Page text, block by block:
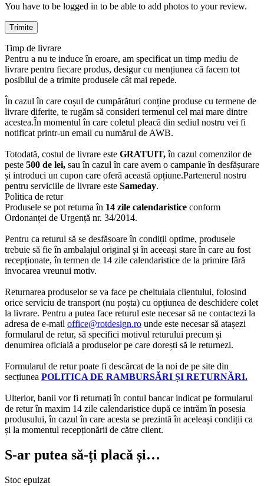
You have to be logged in to be able to add photos to your review.
Timp de livrare
Pentru a nu te induce în eroare, am specificat un timp mediu de
livrare pentru fiecare produs, desigur cu mențiunea că facem tot
posibilul de a trimite produsele cât mai repede.
În cazul în care coșul de cumpărături conține produse cu termene de
livrare diferite, te rugăm să consideri termenul cel mai mare dintre
acestea.În momentul în care coletul pleacă din sediul nostru vei fi
notificat printr-un email cu numărul de AWB.
Totodată, costul de livrare este GRATUIT,în cazul comenzilor de
peste 500 de lei, sau în cazul în care avem o campanie în desfășurare
și introduci un cupon care oferă această opțiune.Partenerul nostru
pentru serviciile de livrare este Sameday.
Politica de retur
Produsele se pot returna în 14 zile calendaristice conform
Ordonanței de Urgență nr. 34/2014.
Pentru ca returul să se desfășoare în condiții optime, produsele
trebuie să fie în ambalajul original și în aceeași stare în care au fost
recepționate, în termen de 14 zile calendaristice de la primire fără
invocarea vreunui motiv.
Returnarea produselor se va face pe cheltuiala clientului, folosind
orice serviciu de transport (nu poșta) cu opțiunea de deschidere colet
la livrare. Pentru a putea face returul este necesar să ne contactezi la
adresa de e-mail office@rotdesign.ro unde este necesar să atașezi
formularul de retur, să specifici motivul returului precum și
denumirea oficială a produselor pe care dorești să le returnezi.
Formularul de retur poate fi descărcat de la noi de pe site din
secțiunea POLITICA DE RAMBURSĂRI ȘI RETURNĂRI.
Ulterior, banii vor fi returnați în contul bancar indicat pe formularul
de retur în maxim 14 zile calendaristice după ce intrăm în posesia
produsului, în cazul în care acesta se prezintă în aceleași condiții ca
și la momentul recepționării de către client.
S-ar putea să-ți placă și…
Stoc epuizat